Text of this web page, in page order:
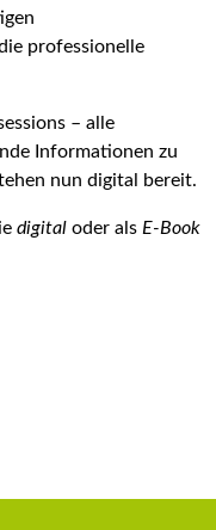
professionelle
– alle
Informationen zu
nun digital bereit.
digital oder als E-Book